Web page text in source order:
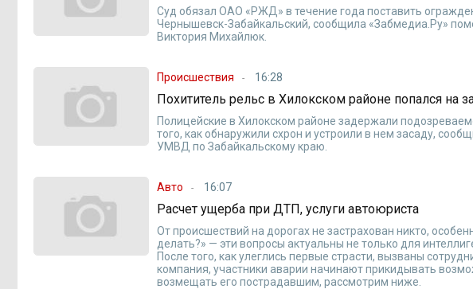
Суд обязал ОАО «РЖД» в течение года поставить
Чернышевск-Забайкальский, сообщила «Забмедиа.Ру»
Виктория Михайлюк.
Происшествия 16:28
Похититель рельс в Хилокском районе попался на
Полицейские в Хилокском районе задержали
того, как обнаружили схрон и устроили в нем засаду,
УМВД по Забайкальскому краю.
Авто 16:07
Расчет ущерба при ДТП, услуги автоюриста
От происшествий на дорогах не застрахован никто,
делать?» — эти вопросы актуальны не только для
После того, как улеглись первые страсти, вызваны
компания, участники аварии начинают прикидывать
возмещать его пострадавшим, рассмотрим ниже.